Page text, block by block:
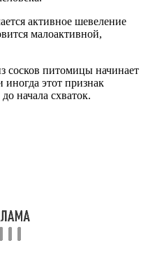
активное шевеление
малоактивной,
сосков питомицы начинает
иногда этот признак
начала схваток.